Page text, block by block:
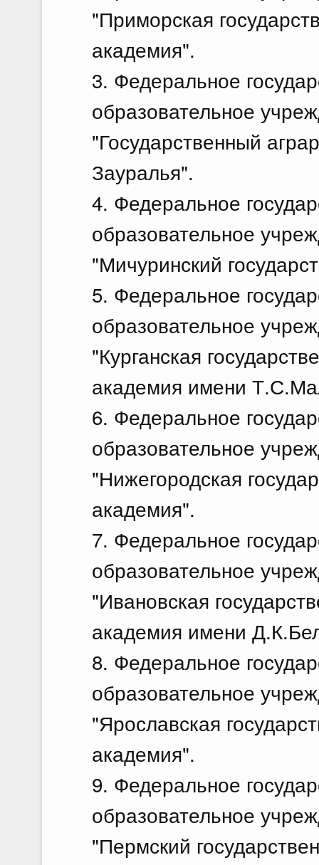
"Приморская
академия".
3. Федеральное
образовательное
"Государственный
Зауралья".
4. Федеральное
образовательное
"Мичуринский
5. Федеральное
образовательное
"Курганская
академия имени
6. Федеральное
образовательное
"Нижегородская
академия".
7. Федеральное
образовательное
"Ивановская
академия имени
8. Федеральное
образовательное
"Ярославская
академия".
9. Федеральное
образовательное
"Пермский